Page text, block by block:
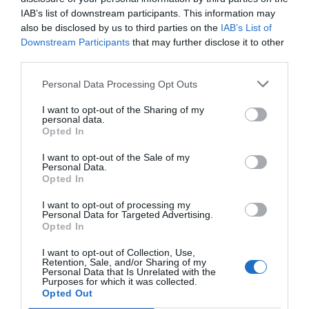
IAB’s list of downstream participants. This information may
also be disclosed by us to third parties on the IAB’s List of
Downstream Participants that may further disclose it to other
Personal Data Processing Opt Outs
I want to opt-out of the Sharing of my
personal data.
Opted In
I want to opt-out of the Sale of my
Personal Data.
Opted In
I want to opt-out of processing my
Personal Data for Targeted Advertising.
Opted In
I want to opt-out of Collection, Use,
Retention, Sale, and/or Sharing of my
Personal Data that Is Unrelated with the
Purposes for which it was collected.
Opted Out
Google de forma gratuïta
Estigues informat amb les últimes notícies d'actualitat
ACTIVAR ARA
RELACIONADES